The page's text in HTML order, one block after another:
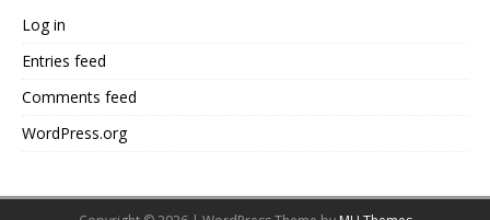
Log in
Entries feed
Comments feed
WordPress.org